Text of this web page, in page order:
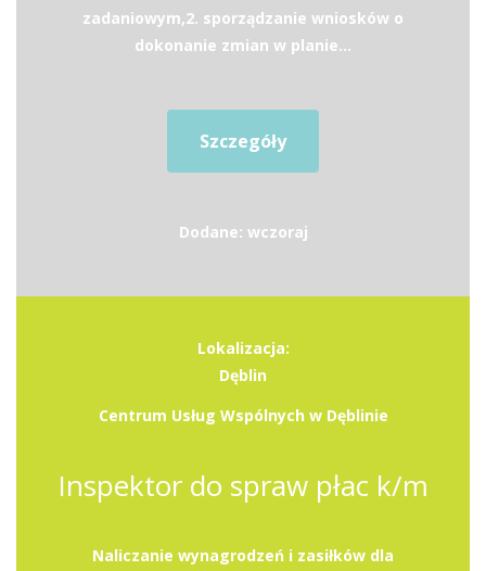
zadaniowym,2. sporządzanie wniosków o
dokonanie zmian w planie...
Szczegóły
Dodane: wczoraj
Lokalizacja:
Dęblin
Centrum Usług Wspólnych w Dęblinie
Inspektor do spraw płac k/m
Naliczanie wynagrodzeń i zasiłków dla